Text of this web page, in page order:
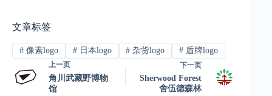
文章标签
#像素logo #日本logo # 杂货logo # 盾牌logo
上一页
角川武藏野博物
馆
下一页
Sherwood Forest
舍伍德森林